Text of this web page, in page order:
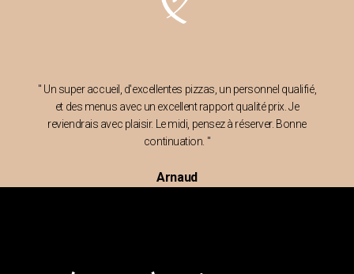
" Un super accueil, d'excellentes pizzas, un personnel qualifié,
et des menus avec un excellent rapport qualité prix. Je
reviendrais avec plaisir. Le midi, pensez à réserver. Bonne
continuation. "
Arnaud